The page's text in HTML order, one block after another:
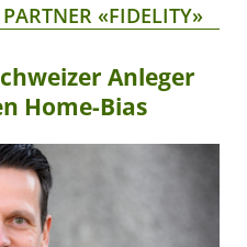
«FIDELITY»
Anleger
Home-Bias